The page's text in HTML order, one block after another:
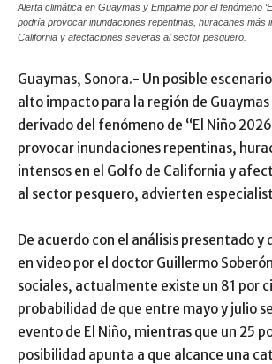
Alerta climática en Guaymas y Empalme por el fenómeno
podría provocar inundaciones repentinas, huracanes más
California y afectaciones severas al sector pesquero.
Guaymas, Sonora.- Un posible
alto impacto para la región de Guaymas
derivado del fenómeno de “El Niño
provocar inundaciones repentinas,
intensos en el Golfo de California y
al sector pesquero, advierten
De acuerdo con el análisis presentado y
en video por el doctor Guillermo
sociales, actualmente existe un 81 por
probabilidad de que entre mayo y julio
evento de El Niño, mientras que un 25
posibilidad apunta a que alcance una